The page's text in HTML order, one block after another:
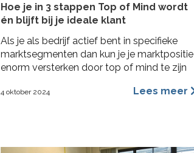
Hoe je in 3 stappen Top of Mind wordt
én blijft bij je ideale klant
Als je als bedrijf actief bent in specifieke
marktsegmenten dan kun je je marktpositie
enorm versterken door top of mind te zijn
in 3 concrete stappen een Top of Mind
4 oktober 2024 Lees meer